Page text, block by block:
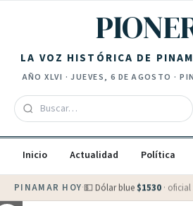
LA VOZ HISTÓRICA DE
AÑOXLVI ·JUEVES, 6 DE AGOSTO ·
Inicio Actualidad Política
PINAMAR HOY·💵 Dólar blue $1530 · oficial